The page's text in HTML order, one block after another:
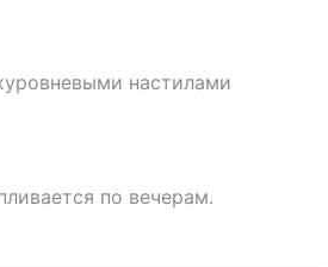
настилами
по вечерам.